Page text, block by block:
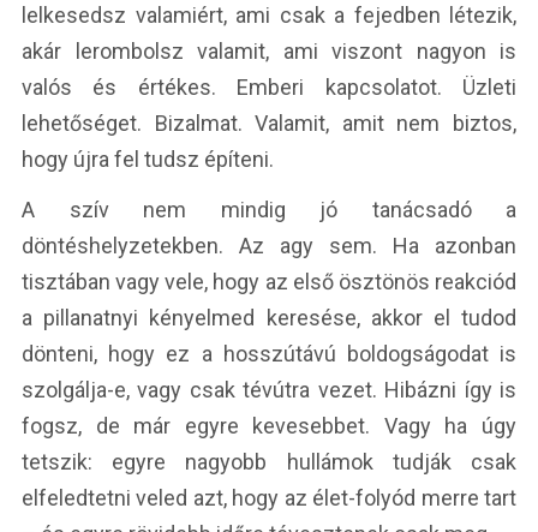
lelkesedsz valamiért, ami csak a fejedben létezik,
akár lerombolsz valamit, ami viszont nagyon is
valós és értékes. Emberi kapcsolatot. Üzleti
lehetőséget. Bizalmat. Valamit, amit nem biztos,
hogy újra fel tudsz építeni.
A szív nem mindig jó tanácsadó a
döntéshelyzetekben. Az agy sem. Ha azonban
tisztában vagy vele, hogy az első ösztönös reakciód
a pillanatnyi kényelmed keresése, akkor el tudod
dönteni, hogy ez a hosszútávú boldogságodat is
szolgálja-e, vagy csak tévútra vezet. Hibázni így is
fogsz, de már egyre kevesebbet. Vagy ha úgy
tetszik: egyre nagyobb hullámok tudják csak
elfeledtetni veled azt, hogy az élet-folyód merre tart